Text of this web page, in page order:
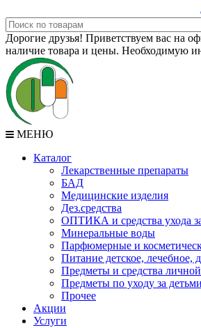
Дорогие друзья! Приветствуем вас на
наличие товара и цены. Необходимую
МЕНЮ
Каталог
Лекарственные препараты
БАД
Медицинские изделия
Дез.средства
ОПТИКА и средства ухода
Минеральные воды
Парфюмерные и
Питание детское, лечебное,
Предметы и средства
Предметы по уходу за
Прочее
Акции
Услуги